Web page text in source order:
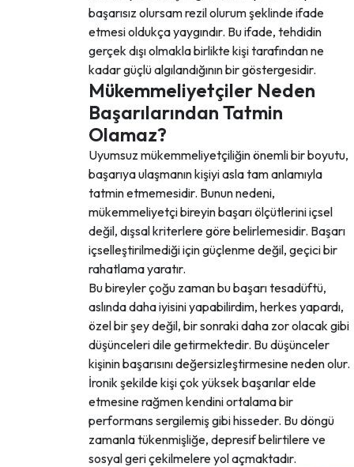
başarısız olursam rezil olurum şeklinde ifade
etmesi oldukça yaygındır. Bu ifade, tehdidin
gerçek dışı olmakla birlikte kişi tarafından ne
kadar güçlü algılandığının bir göstergesidir.
Mükemmeliyetçiler Neden
Başarılarından Tatmin
Olamaz?
Uyumsuz mükemmeliyetçiliğin önemli bir boyutu,
başarıya ulaşmanın kişiyi asla tam anlamıyla
tatmin etmemesidir. Bunun nedeni,
mükemmeliyetçi bireyin başarı ölçütlerini içsel
değil, dışsal kriterlere göre belirlemesidir. Başarı
içselleştirilmediği için güçlenme değil, geçici bir
rahatlama yaratır.
Bu bireyler çoğu zaman bu başarı tesadüftü,
aslında daha iyisini yapabilirdim, herkes yapardı,
özel bir şey değil, bir sonraki daha zor olacak gibi
düşünceleri dile getirmektedir. Bu düşünceler
kişinin başarısını değersizleştirmesine neden olur.
İronik şekilde kişi çok yüksek başarılar elde
etmesine rağmen kendini ortalama bir
performans sergilemiş gibi hisseder. Bu döngü
zamanla tükenmişliğe, depresif belirtilere ve
sosyal geri çekilmelere yol açmaktadır.